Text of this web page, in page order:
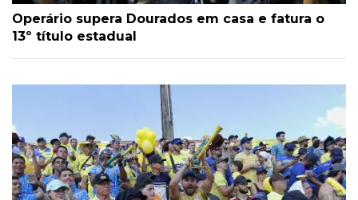
Operário supera Dourados em casa e fatura o
13º título estadual